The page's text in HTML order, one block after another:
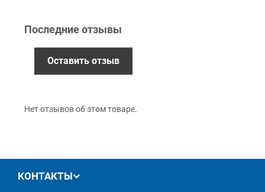
Приватбанк
Безналичный расчет (с НДС)
12 месяцев официальной гарантии от
Последние отзывы
Оставить отзыв
Нет отзывов об этом товаре.
КОНТАКТЫ